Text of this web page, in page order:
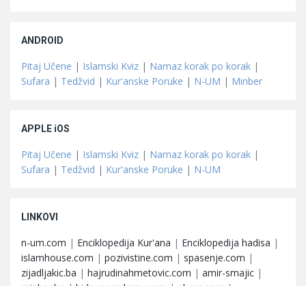
ANDROID
Pitaj Učene | Islamski Kviz | Namaz korak po korak |
Sufara | Tedžvid | Kur'anske Poruke | N-UM | Minber
APPLE iOS
Pitaj Učene | Islamski Kviz | Namaz korak po korak |
Sufara | Tedžvid | Kur'anske Poruke | N-UM
LINKOVI
n-um.com | Enciklopedija Kur'ana | Enciklopedija hadisa |
islamhouse.com | pozivistine.com | spasenje.com |
zijadljakic.ba | hajrudinahmetovic.com | amir-smajic |